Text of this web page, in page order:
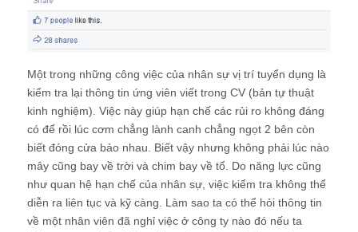
Một trong những công việc của nhân sự vị trí tuyển dụng là
kiểm tra lại thông tin ứng viên viết trong CV (bản tự thuật
kinh nghiệm). Việc này giúp hạn chế các rủi ro không đáng
có để rồi lúc cơm chẳng lành canh chẳng ngọt 2 bên còn
biết đóng cửa bảo nhau. Biết vậy nhưng không phải lúc nào
mây cũng bay về trời và chim bay về tổ. Do năng lực cũng
như quan hệ hạn chế của nhân sự, việc kiểm tra không thể
diễn ra liên tục và kỹ càng. Làm sao ta có thể hỏi thông tin
về một nhân viên đã nghỉ việc ở công ty nào đó nếu ta